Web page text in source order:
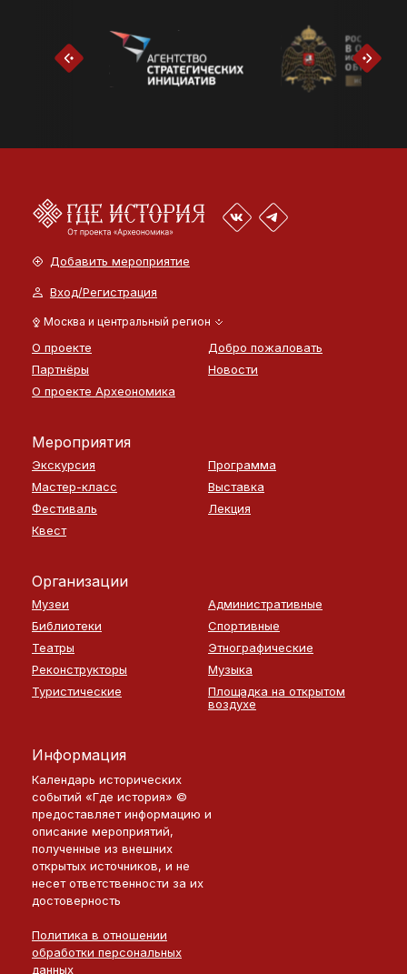
Добавить мероприятие
Вход/Регистрация
Москва и центральный регион
О проекте
Добро пожаловать
Партнёры
Новости
О проекте Археономика
Мероприятия
Экскурсия
Программа
Мастер-класс
Выставка
Фестиваль
Лекция
Квест
Организации
Музеи
Административные
Библиотеки
Спортивные
Театры
Этнографические
Реконструкторы
Музыка
Туристические
Площадка на открытом
воздухе
Информация
Календарь исторических
событий «Где история» ©
предоставляет информацию и
описание мероприятий,
полученные из внешних
открытых источников, и не
несет ответственности за их
достоверность
Политика в отношении
обработки персональных
данных